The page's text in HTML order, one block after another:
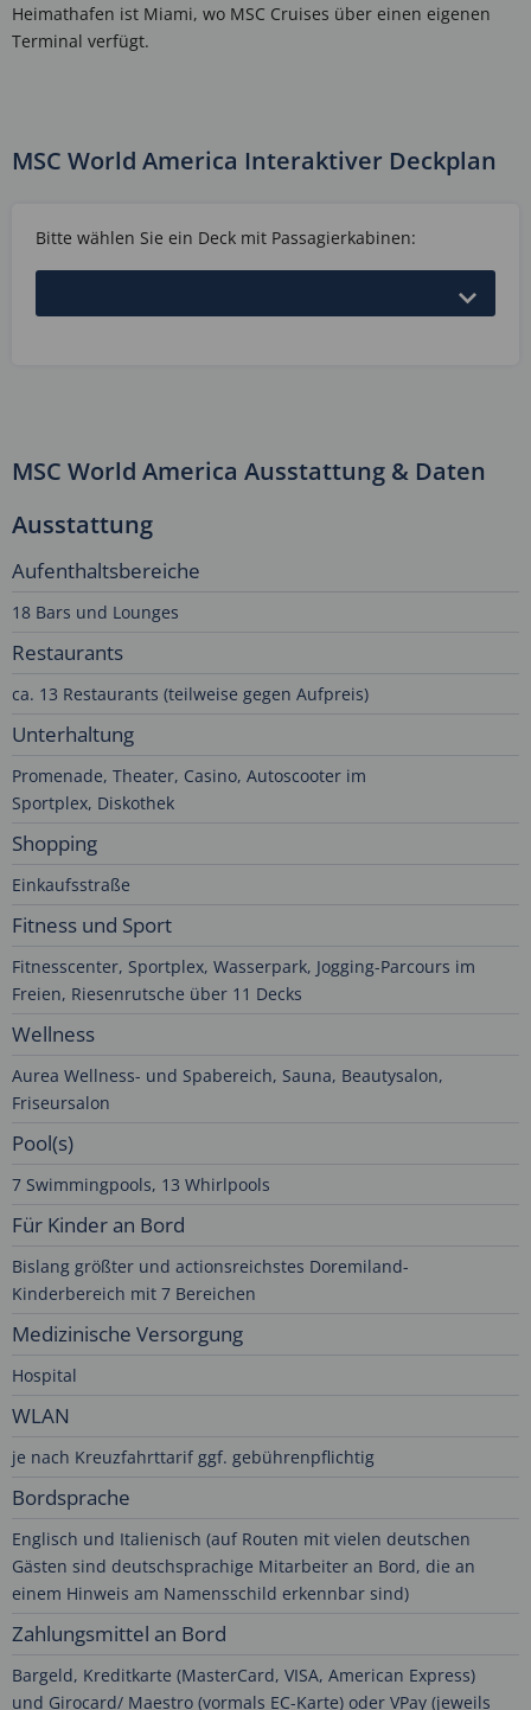
Heimathafen ist Miami, wo MSC Cruises über einen eigenen
Terminal verfügt.
MSC World America Interaktiver Deckplan
Bitte wählen Sie ein Deck mit Passagierkabinen:
MSC World America Ausstattung & Daten
Ausstattung
Aufenthaltsbereiche
18 Bars und Lounges
Restaurants
ca. 13 Restaurants (teilweise gegen Aufpreis)
Unterhaltung
Promenade, Theater, Casino, Autoscooter im
Sportplex, Diskothek
Shopping
Einkaufsstraße
Fitness und Sport
Fitnesscenter, Sportplex, Wasserpark, Jogging-Parcours im
Freien, Riesenrutsche über 11 Decks
Wellness
Aurea Wellness- und Spabereich, Sauna, Beautysalon,
Friseursalon
Pool(s)
7 Swimmingpools, 13 Whirlpools
Für Kinder an Bord
Bislang größter und actionsreichstes Doremiland-
Kinderbereich mit 7 Bereichen
Medizinische Versorgung
Hospital
WLAN
je nach Kreuzfahrttarif ggf. gebührenpflichtig
Bordsprache
Englisch und Italienisch (auf Routen mit vielen deutschen
Gästen sind deutschsprachige Mitarbeiter an Bord, die an
einem Hinweis am Namensschild erkennbar sind)
Zahlungsmittel an Bord
Bargeld, Kreditkarte (MasterCard, VISA, American Express)
und Girocard/ Maestro (vormals EC-Karte) oder VPay (jeweils